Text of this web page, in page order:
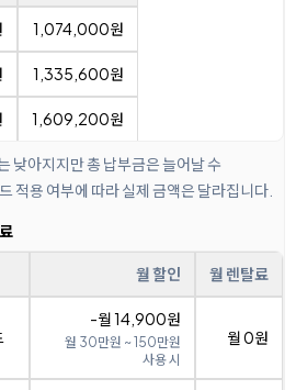
1,074,000원
1,335,600원
1,609,200원
낮아지지만 총 납부금은 늘어날 수
적용 여부에 따라 실제 금액은 달라집니다.
월 할인 월 렌탈료
-월 14,900원
월 30만원 ~ 150만원
사용 시
월 0원